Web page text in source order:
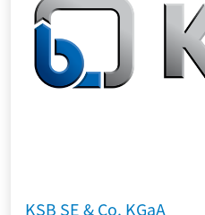
KSB SE & Co. KGaA